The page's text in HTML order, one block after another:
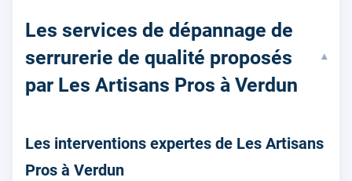
Les services de dépannage de
serrurerie de qualité proposés
par Les Artisans Pros à Verdun
▾
Les interventions expertes de Les Artisans
Pros à Verdun